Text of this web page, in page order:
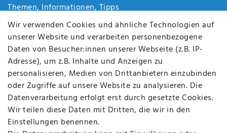
Themen, Informationen, Tipps
Jobs
Über uns
Kontakt
Datenschutz
AGB
FAQ
Batterieentsorgung
Altölverordnung
Impressum
Wir verwenden Cookies und ähnliche Technologien auf
unserer Website und verarbeiten personenbezogene
Daten von Besucher:innen unserer Webseite (z.B. IP-
Adresse), um z.B. Inhalte und Anzeigen zu
personalisieren, Medien von Drittanbietern einzubinden
oder Zugriffe auf unsere Website zu analysieren. Die
Datenverarbeitung erfolgt erst durch gesetzte Cookies.
Wir teilen diese Daten mit Dritten, die wir in den
Einstellungen benennen.